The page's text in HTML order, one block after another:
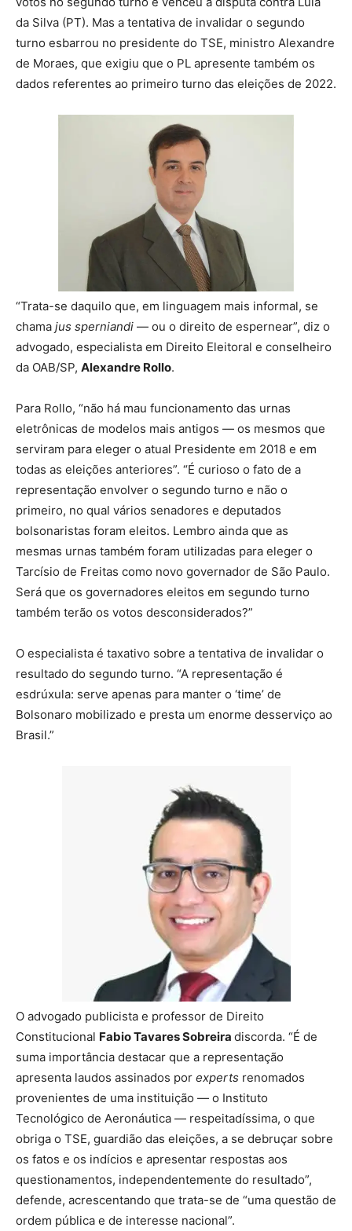
da Silva (PT). Mas a tentativa de invalidar o segundo
turno esbarrou no presidente do TSE, ministro Alexandre
de Moraes, que exigiu que o PL apresente também os
dados referentes ao primeiro turno das eleições de 2022.
“Trata-se daquilo que, em linguagem mais informal, se
chama jus sperniandi — ou o direito de espernear”, diz o
advogado, especialista em Direito Eleitoral e conselheiro
da OAB/SP, Alexandre Rollo.
Para Rollo, “não há mau funcionamento das urnas
eletrônicas de modelos mais antigos — os mesmos que
serviram para eleger o atual Presidente em 2018 e em
todas as eleições anteriores”. “É curioso o fato de a
representação envolver o segundo turno e não o
primeiro, no qual vários senadores e deputados
bolsonaristas foram eleitos. Lembro ainda que as
mesmas urnas também foram utilizadas para eleger o
Tarcísio de Freitas como novo governador de São Paulo.
Será que os governadores eleitos em segundo turno
também terão os votos desconsiderados?”
O especialista é taxativo sobre a tentativa de invalidar o
resultado do segundo turno. “A representação é
esdrúxula: serve apenas para manter o ‘time’ de
Bolsonaro mobilizado e presta um enorme desserviço ao
Brasil.”
O advogado publicista e professor de Direito
Constitucional Fabio Tavares Sobreira discorda. “É de
suma importância destacar que a representação
apresenta laudos assinados por experts renomados
provenientes de uma instituição — o Instituto
Tecnológico de Aeronáutica — respeitadíssima, o que
obriga o TSE, guardião das eleições, a se debruçar sobre
os fatos e os indícios e apresentar respostas aos
questionamentos, independentemente do resultado”,
defende, acrescentando que trata-se de “uma questão de
ordem pública e de interesse nacional”.